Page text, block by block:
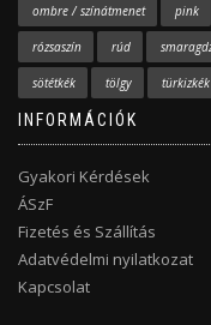
ombre / színátmenet pink
rózsaszín rúd
sötétkék tölgy türkizkék
INFORMÁCIÓK
Gyakori Kérdések
ÁSzF
Fizetés és Szállítás
Adatvédelmi nyilatkozat
Kapcsolat